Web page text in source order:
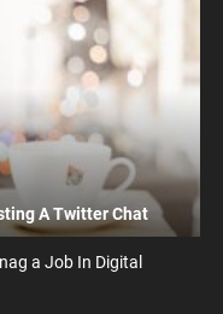
A Twitter Chat
a Job In Digital